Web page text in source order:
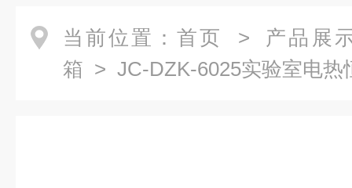
当前位置： 首页 > 产品展
箱 > JC-DZK-6025实验室电热